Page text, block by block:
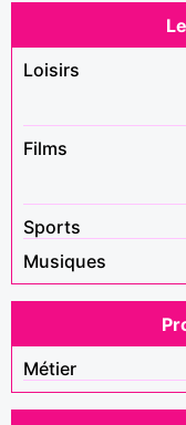
Loisirs
Films
Sports
Musiques
Métier